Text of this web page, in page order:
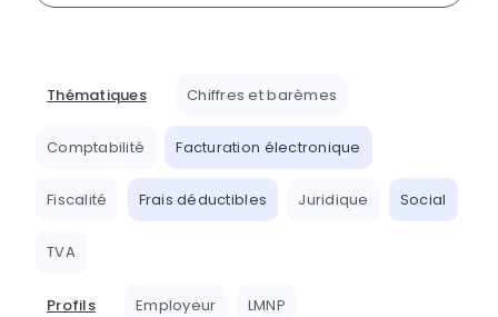
Thématiques Chiffres et barèmes
Comptabilité Facturation électronique
Fiscalité Frais déductibles Juridique Social
TVA
Profils Employeur LMNP